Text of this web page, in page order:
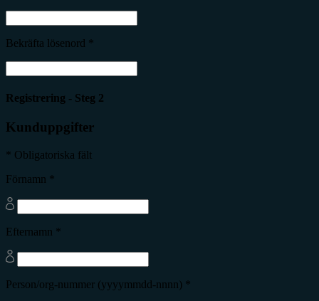
Bekräfta lösenord *
Registrering - Steg 2
Kunduppgifter
* Obligatoriska fält
Förnamn *
Efternamn *
Person/org-nummer (yyyymmdd-nnnn) *